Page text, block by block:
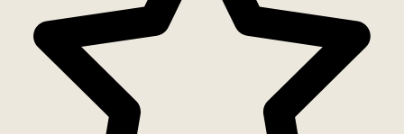
Inventaris